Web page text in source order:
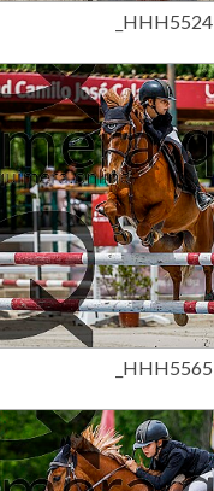
_HHH5524
15,00 €
_HHH5565